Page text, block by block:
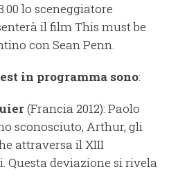
lo sceneggiatore
il film This must be
con Sean Penn.
in programma sono:
(Francia 2012): Paolo
sconosciuto, Arthur, gli
attraversa il XIII
Questa deviazione si rivela